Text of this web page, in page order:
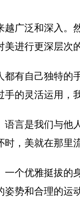
广泛和深入。
进行更深层次
有自己独特的
的灵活运用，
言是我们与他
，美就在那里
个优雅挺拔的
势和合理的运